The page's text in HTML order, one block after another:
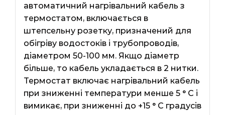
автоматичний нагрівальний кабель з
термостатом, включається в
штепсельну розетку, призначений для
обігріву водостоків і трубопроводів,
діаметром 50-100 мм. Якщо діаметр
більше, то кабель укладається в 2 нитки.
Термостат включає нагрівальний кабель
при зниженні температури менше 5 ° C і
вимикає, при зниженні до +15 ° C градусів